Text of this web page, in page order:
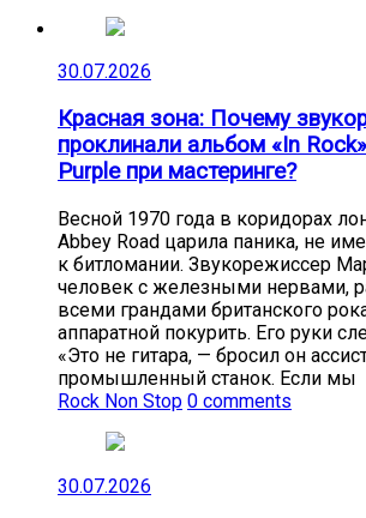
30.07.2026
Красная зона: Почему
проклинали альбом «In
Purple при мастеринге?
Весной 1970 года в коридорах
Abbey Road царила паника, не
к битломании. Звукорежиссер
человек с железными нервами,
всеми грандами британского
аппаратной покурить. Его руки
«Это не гитара, — бросил он
промышленный станок. Если мы
Rock Non Stop 0 comments
30.07.2026